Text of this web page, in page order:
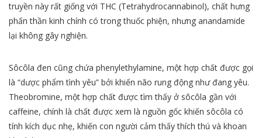
truyền này rất giống với THC (Tetrahydrocannabinol), chất hưng
phấn thần kinh chính có trong thuốc phiện, nhưng anandamide
lại không gây nghiện.
Sôcôla đen cũng chứa phenylethylamine, một hợp chất được gọi
là “dược phẩm tình yêu” bởi khiến não rung động như đang yêu.
Theobromine, một hợp chất được tìm thấy ở sôcôla gần với
caffeine, chính là chất được xem là nguồn gốc khiến sôcôla có
tính kích dục nhẹ, khiến con người cảm thấy thích thú và khoan